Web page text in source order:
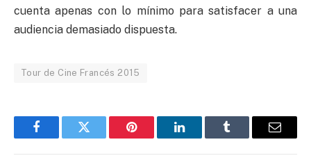
cuenta apenas con lo mínimo para satisfacer a una
audiencia demasiado dispuesta.
Tour de Cine Francés 2015
FacebookTwitter Pinterest LinkedInTumblr Email